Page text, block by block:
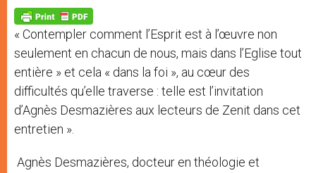
p
p
g
e
r
o
k
« Contempler comment l’Esprit est à l’œuvre non
seulement en chacun de nous, mais dans l’Eglise tout
entière » et cela « dans la foi », au cœur des
difficultés qu’elle traverse : telle est l’invitation
d’Agnès Desmazières aux lecteurs de Zenit dans cet
entretien ».
Agnès Desmazières, docteur en théologie et